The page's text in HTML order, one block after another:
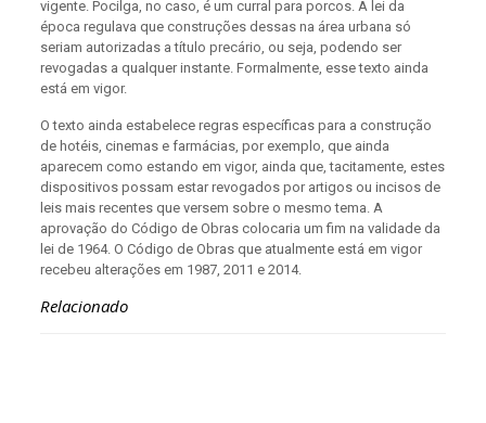
vigente. Pocilga, no caso, é um curral para porcos. A lei da
época regulava que construções dessas na área urbana só
seriam autorizadas a título precário, ou seja, podendo ser
revogadas a qualquer instante. Formalmente, esse texto ainda
está em vigor.
O texto ainda estabelece regras específicas para a construção
de hotéis, cinemas e farmácias, por exemplo, que ainda
aparecem como estando em vigor, ainda que, tacitamente, estes
dispositivos possam estar revogados por artigos ou incisos de
leis mais recentes que versem sobre o mesmo tema. A
aprovação do Código de Obras colocaria um fim na validade da
lei de 1964. O Código de Obras que atualmente está em vigor
recebeu alterações em 1987, 2011 e 2014.
Relacionado